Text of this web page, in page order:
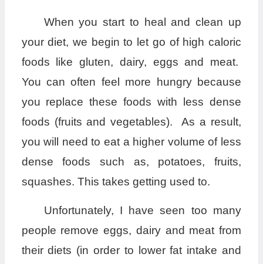
When you start to heal and clean up
your diet, we begin to let go of high caloric
foods like gluten, dairy, eggs and meat.
You can often feel more hungry because
you replace these foods with less dense
foods (fruits and vegetables). As a result,
you will need to eat a higher volume of less
dense foods such as, potatoes, fruits,
squashes. This takes getting used to.
Unfortunately, I have seen too many
people remove eggs, dairy and meat from
their diets (in order to lower fat intake and